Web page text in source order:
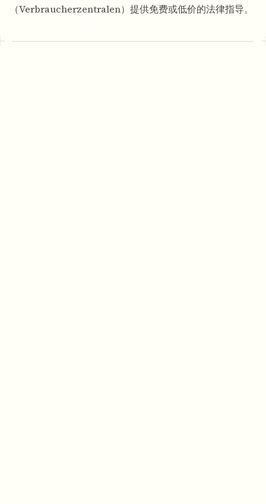
（Verbraucherzentralen）提供免费或低价的法律指导。